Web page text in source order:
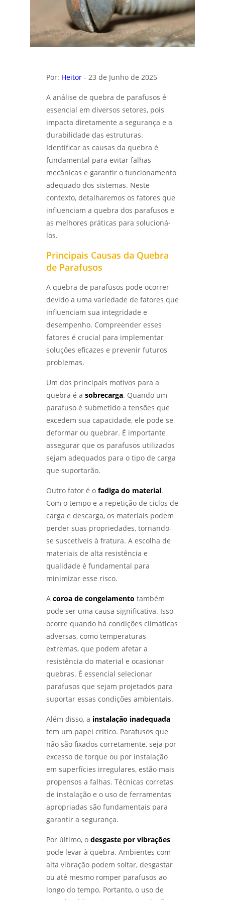
INSPEÇÃO DE SOLDA: GARANTINDO
SEGURANÇA E QUALIDADE EM CADA
CONEXÃO - LABMETAL
DESCUBRA OS SEGREDOS DO LABORATÓRIO
JOSÉ DOS CAMPOS E SUAS VANTAGENS -
LABMETAL
COMO REALIZAR A QUALIFICAÇÃO DE EPS EM
SÃO PAULO PARA GARANTIR A QUALIDADE -
LABMETAL
ENSAIO DE CORROSÃO ACELERADA EM SÃO
PAULO E SEUS BENEFÍCIOS - LABMETAL
ANÁLISE DE FALHAS PARA MANUTENÇÃO EM
SP: GUIA COMPLETO - LABMETAL
ANÁLISE DE FALHAS PARA MANUTENÇÃO EM
ENTENDA O ENSAIO DE CORROSÃO
LABMETAL
ENSAIO DE CORROSÃO POR PITE EM SÃO
LABORATÓRIO METALÚRGICO: INOVAÇÕES
QUE TRANSFORMAM O FUTURO DA INDÚSTRIA
- LABMETAL
DESVENDANDO O ENSAIO METALOGRÁFICO
DO AÇO: SEGREDOS PARA MATERIAIS DE ALTA
PERFORMANCE - LABMETAL
DESVENDANDO MISTÉRIOS: COMO A ANÁLISE
DE FALHAS TRANSFORMA EQUIPAMENTOS DE
PROCESSO - LABMETAL
DESCUBRA OS SEGREDOS DO LABORATÓRIO
METALOGRÁFICO E TRANSFORME SEUS
DESVENDANDO OS SEGREDOS DA ANÁLISE
METALOGRÁFICA DE METAIS PARA INOVAÇÕES
INDUSTRIAIS - LABMETAL
DESVENDANDO O ENSAIO METALOGRÁFICO: A
CHAVE PARA MATERIAIS DE ALTA
PERFORMANCE - LABMETAL
DE METALOGRAFIA E TRANSFORME SEUS
PROJETOS - LABMETAL
COMO REALIZAR UMA ANÁLISE DO TIPO DE
QUEBRA EFICIENTE - LABMETAL
ANÁLISE DE FALHAS EM EQUIPAMENTOS
ELÉTRICOS: TÉCNICAS E IMPORTÂNCIA -
LABMETAL
COMO REALIZAR O ENSAIO DE CORROSÃO POR
PITE DE FORMA EFICIENTE - LABMETAL
IDENTIFIQUE PROBLEMAS COMUNS NA
ANÁLISE DE FALHAS EM ENGRENAGENS EM SP
- LABMETAL
ANÁLISE DE FALHAS EM ROLAMENTOS EM SP:
SOLUÇÕES E MELHORES PRÁTICAS - LABMETAL
ANÁLISE DE FALHAS EM ENGRENAGENS:
IDENTIFIQUE PROBLEMAS ANTES QUE
DESVENDANDO OS SEGREDOS DOS ENSAIOS
MECÂNICOS DE MATERIAIS METÁLICOS -
DESVENDANDO MISTÉRIOS: COMO A ANÁLISE
Ensaio metalográfico
Ensaio metalográfico aço
Ensaios físicos mecânicos
metálicos
Ensaios mecânicos e metalúrgicos
Inspetor de solda qualificação
Inspeção de solda
Laboratório de análise química
Laboratório de ensaios
Laboratório de ensaios mecânicos e
materiais
Laboratório de ensaios mecânicos e
metalográficos
Laboratório de ensaios mecânicos sp
Laboratório de metalografia
Laboratório metalográfico
Laboratório metalúrgico
Qualificação de soldadores
Serviço de qualificação de soldador
analise de quebra de parafusos
análise de falhas em engrenagens
análise de falhas em engrenagens em sp
análise de falhas em equipamentos
eletricos
análise de falhas em rolamentos em sp
análise de falhas em rolamentos em são
paulo
análise de falhas para manutenção em
análise de falhas para manutenção em
são paulo
análise do tipo de quebra
ensaio de corrosão
ensaio de corrosão acelerada
ensaio de corrosão acelerada em sp
ensaio de corrosão acelerada em são
paulo
ensaio de corrosão intergranular
ensaio de corrosão intergranular em são
ensaio de corrosão por pite
ensaio de corrosão por pite em sp
ensaio de corrosão por pite em são
paulo
qualificação de eps
Por: Heitor- 23 de Junho de 2025
A análise de quebra de parafusos é
essencial em diversos setores, pois
impacta diretamente a segurança e a
durabilidade das estruturas.
Identificar as causas da quebra é
fundamental para evitar falhas
mecânicas e garantir o funcionamento
adequado dos sistemas. Neste
contexto, detalharemos os fatores que
influenciam a quebra dos parafusos e
as melhores práticas para solucioná-
los.
Principais Causas da Quebra
de Parafusos
A quebra de parafusos pode ocorrer
devido a uma variedade de fatores que
influenciam sua integridade e
desempenho. Compreender esses
fatores é crucial para implementar
soluções eficazes e prevenir futuros
problemas.
Um dos principais motivos para a
quebra é a sobrecarga. Quando um
parafuso é submetido a tensões que
excedem sua capacidade, ele pode se
deformar ou quebrar. É importante
assegurar que os parafusos utilizados
sejam adequados para o tipo de carga
que suportarão.
Outro fator é o fadiga do material.
Com o tempo e a repetição de ciclos de
carga e descarga, os materiais podem
perder suas propriedades, tornando-
se suscetíveis à fratura. A escolha de
materiais de alta resistência e
qualidade é fundamental para
minimizar esse risco.
A coroa de congelamento também
pode ser uma causa significativa. Isso
ocorre quando há condições climáticas
adversas, como temperaturas
extremas, que podem afetar a
resistência do material e ocasionar
quebras. É essencial selecionar
parafusos que sejam projetados para
suportar essas condições ambientais.
Além disso, a instalação inadequada
tem um papel crítico. Parafusos que
não são fixados corretamente, seja por
excesso de torque ou por instalação
em superfícies irregulares, estão mais
propensos a falhas. Técnicas corretas
de instalação e o uso de ferramentas
apropriadas são fundamentais para
garantir a segurança.
Por último, o desgaste por vibrações
pode levar à quebra. Ambientes com
alta vibração podem soltar, desgastar
ou até mesmo romper parafusos ao
longo do tempo. Portanto, o uso de